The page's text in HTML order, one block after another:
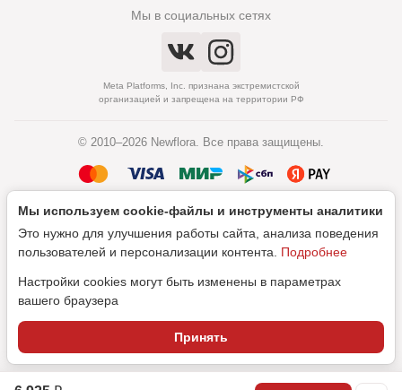
Мы в социальных сетях
Meta Platforms, Inc. признана экстремистской
организацией и запрещена на территории РФ
© 2010–2026 Newflora. Все права защищены.
Политика обработки персональных данных
Согласие на обработку персональных данных
SEO-продвижение
Мы используем cookie‑файлы и инструменты аналитики
Это нужно для улучшения работы сайта, анализа поведения
пользователей и персонализации контента. Подробнее
Настройки cookies могут быть изменены в параметрах
вашего браузера
Принять